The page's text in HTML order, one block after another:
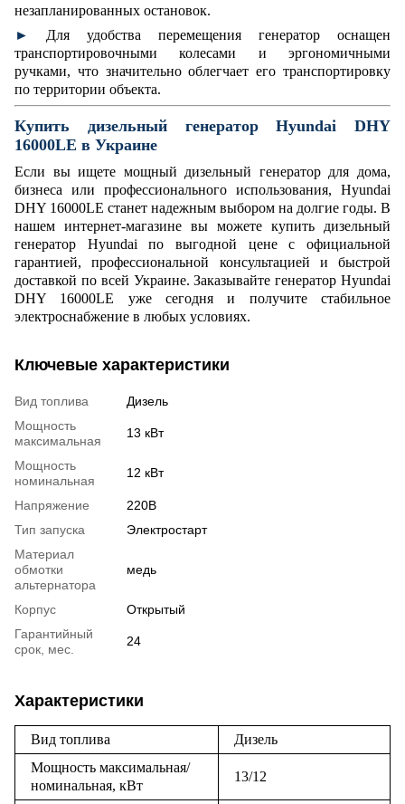
незапланированных остановок.
► Для удобства перемещения генератор оснащен
транспортировочными колесами и эргономичными
ручками, что значительно облегчает его транспортировку
по территории объекта.
Купить дизельный генератор Hyundai DHY
16000LE в Украине
Если вы ищете мощный дизельный генератор для дома,
бизнеса или профессионального использования, Hyundai
DHY 16000LE станет надежным выбором на долгие годы. В
нашем интернет-магазине вы можете купить дизельный
генератор Hyundai по выгодной цене с официальной
гарантией, профессиональной консультацией и быстрой
доставкой по всей Украине. Заказывайте генератор Hyundai
DHY 16000LE уже сегодня и получите стабильное
электроснабжение в любых условиях.
Ключевые характеристики
Вид топлива
Дизель
Мощность
максимальная
13 кВт
Мощность
номинальная
12 кВт
Напряжение
220В
Тип запуска
Электростарт
Материал
обмотки
альтернатора
медь
Корпус
Открытый
Гарантийный
срок, мес.
24
Характеристики
Вид топлива
Дизель
Мощность максимальная/
номинальная, кВт
13/12